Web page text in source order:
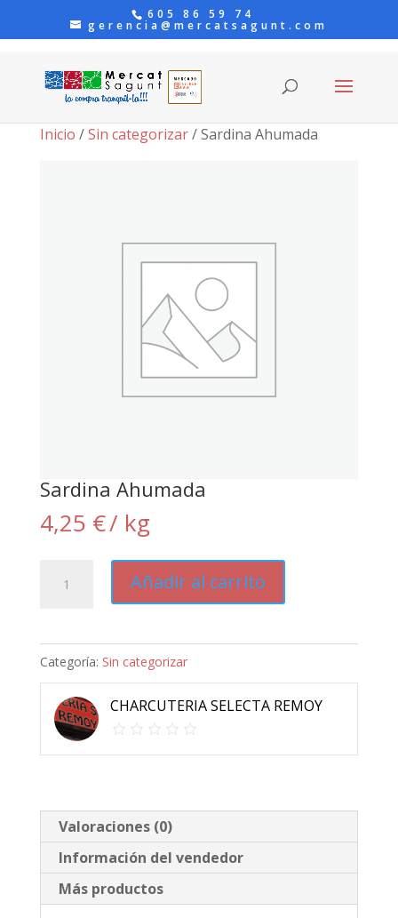
605 86 59 74
gerencia@mercatsagunt.com
Inicio /Sin categorizar/ Sardina Ahumada
Sardina Ahumada
4,25 €/ kg
Ahumada
Añadir al carrito
Categoría: Sin categorizar
CHARCUTERIA SELECTA REMOY
Valoraciones (0)
Información del vendedor
Más productos